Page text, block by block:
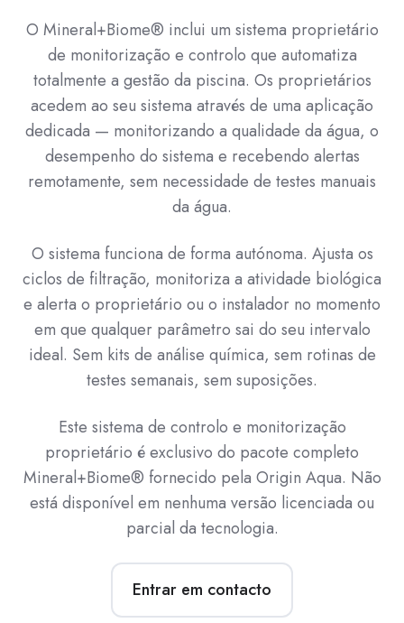
O Mineral+Biome® inclui um sistema proprietário
de monitorização e controlo que automatiza
totalmente a gestão da piscina. Os proprietários
acedem ao seu sistema através de uma aplicação
dedicada — monitorizando a qualidade da água, o
desempenho do sistema e recebendo alertas
remotamente, sem necessidade de testes manuais
da água.
O sistema funciona de forma autónoma. Ajusta os
ciclos de filtração, monitoriza a atividade biológica
e alerta o proprietário ou o instalador no momento
em que qualquer parâmetro sai do seu intervalo
ideal. Sem kits de análise química, sem rotinas de
testes semanais, sem suposições.
Este sistema de controlo e monitorização
proprietário é exclusivo do pacote completo
Mineral+Biome® fornecido pela Origin Aqua. Não
está disponível em nenhuma versão licenciada ou
parcial da tecnologia.
Entrar em contacto